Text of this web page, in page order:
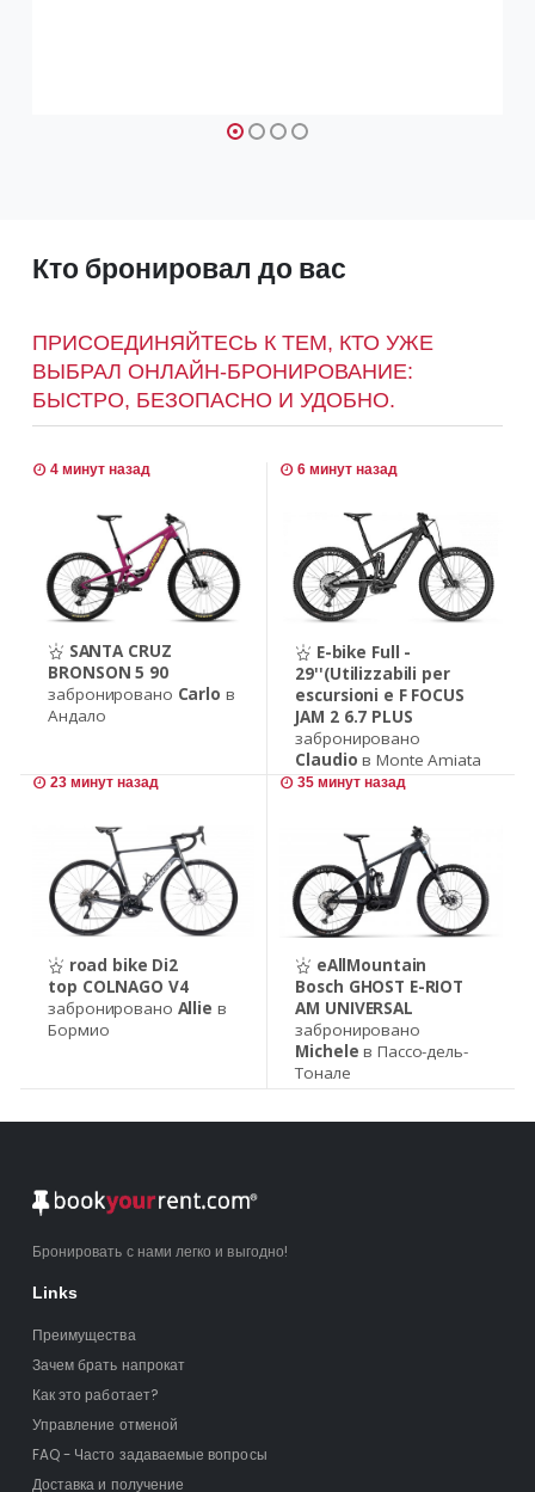
Кто бронировал до вас
ПРИСОЕДИНЯЙТЕСЬ К ТЕМ, КТО УЖЕ
ВЫБРАЛ ОНЛАЙН-БРОНИРОВАНИЕ:
БЫСТРО, БЕЗОПАСНО И УДОБНО.
4 минут назад
SANTA CRUZ
BRONSON 5 90
забронировано Carlo в
Андало
6 минут назад
E-bike Full -
29''(Utilizzabili per
escursioni e F FOCUS
JAM 2 6.7 PLUS
забронировано
Claudio в Monte Amiata
23 минут назад
road bike Di2
top COLNAGO V4
забронировано Allie в
Бормио
35 минут назад
eAllMountain
Bosch GHOST E-RIOT
AM UNIVERSAL
забронировано
Michele в Пассо-дель-
Тонале
Бронировать с нами легко и выгодно!
Links
Преимущества
Зачем брать напрокат
Как это работает?
Управление отменой
FAQ - Часто задаваемые вопросы
Доставка и получение